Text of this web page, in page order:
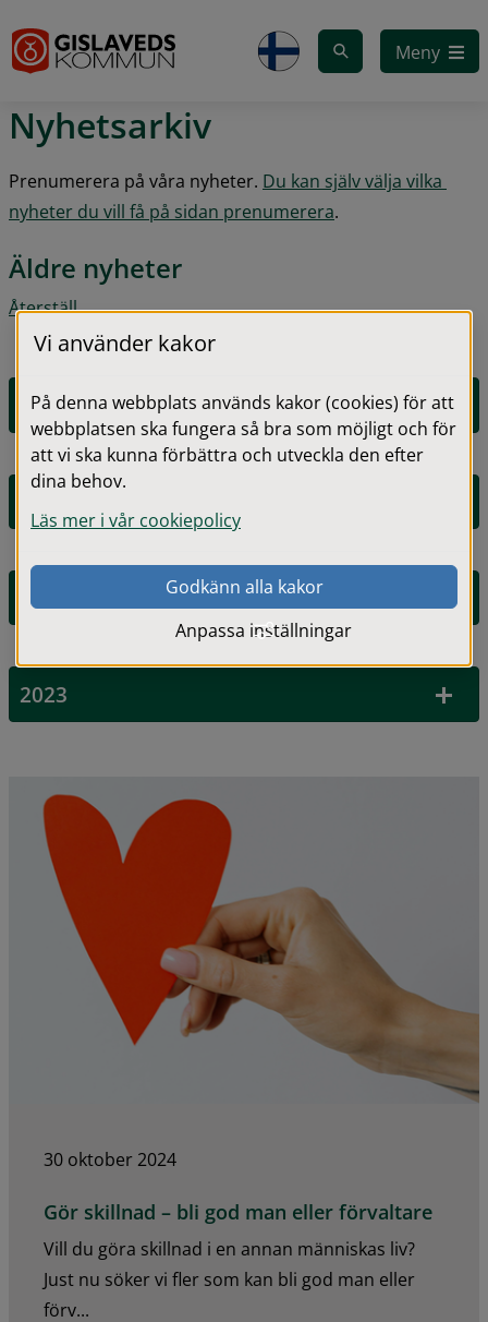
Meny
Nyhetsarkiv
Prenumerera på våra nyheter. Du kan själv välja vilka
nyheter du vill få på sidan prenumerera.
Äldre nyheter
Återställ
2026
2024
2023
30 oktober 2024
Gör skillnad – bli god man eller förvaltare
Vill du göra skillnad i en annan människas liv?
Just nu söker vi fler som kan bli god man eller
förv...
Vi använder kakor
På denna webbplats används kakor (cookies) för att
webbplatsen ska fungera så bra som möjligt och för
att vi ska kunna förbättra och utveckla den efter
dina behov.
Läs mer i vår cookiepolicy
Godkänn alla kakor
Anpassa inställningar